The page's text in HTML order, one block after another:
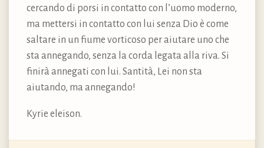
cercando di porsi in contatto con l’uomo moderno,
ma mettersi in contatto con lui senza Dio è come
saltare in un fiume vorticoso per aiutare uno che
sta annegando, senza la corda legata alla riva. Si
finirà annegati con lui. Santità, Lei non sta
aiutando, ma annegando!
Kyrie eleison.